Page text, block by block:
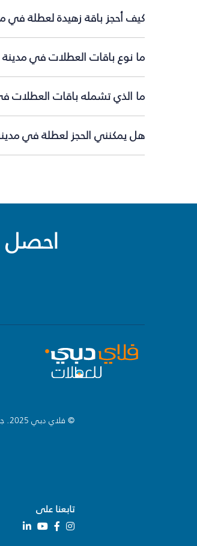
كيف أحجز باقة زهيدة لعطلة في
ما نوع باقات العطلات في مدينة
ما الذي تشمله باقات العطلات
هل يمكنني الحجز لعطلة في
احصل
© فلاي دبي 2025. جميع الحقوق محفوظة.
تابعنا على